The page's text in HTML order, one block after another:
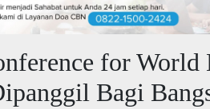
for
Bagi